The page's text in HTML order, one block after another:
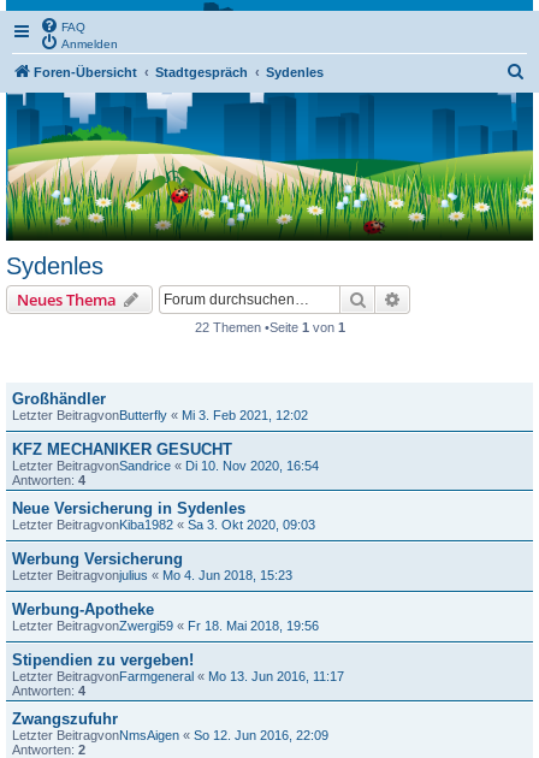
FAQ
Anmelden
Foren-Übersicht Stadtgespräch Sydenles
h
e
Sydenles
Neues Thema Suche
22 Themen •Seite 1 von 1
Großhändler
Letzter BeitragvonButterfly « Mi 3. Feb 2021, 12:02
KFZ MECHANIKER GESUCHT
Letzter BeitragvonSandrice « Di 10. Nov 2020, 16:54
Antworten: 4
Neue Versicherung in Sydenles
Letzter BeitragvonKiba1982 « Sa 3. Okt 2020, 09:03
Werbung Versicherung
Letzter Beitragvonjulius « Mo 4. Jun 2018, 15:23
Werbung-Apotheke
Letzter BeitragvonZwergi59 « Fr 18. Mai 2018, 19:56
Stipendien zu vergeben!
Letzter BeitragvonFarmgeneral « Mo 13. Jun 2016, 11:17
Antworten: 4
Zwangszufuhr
Letzter BeitragvonNmsAigen « So 12. Jun 2016, 22:09
Antworten: 2